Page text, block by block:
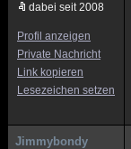
dabei seit 2008
Profil anzeigen
Private Nachricht
Link kopieren
Lesezeichen setzen
Jimmybondy